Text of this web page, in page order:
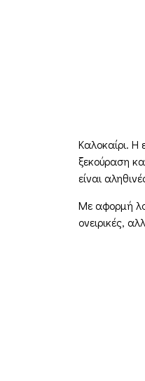
Καλοκαίρι. Η
ξεκούραση
είναι
Με αφορμή
ονειρικές,